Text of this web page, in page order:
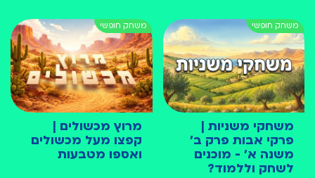
משחקי משניות |
פרקי אבות פרק ב׳
משנה א׳ - מוכנים
לשחק וללמוד?
מרוץ מכשולים |
קפצו מעל מכשולים
ואספו מטבעות